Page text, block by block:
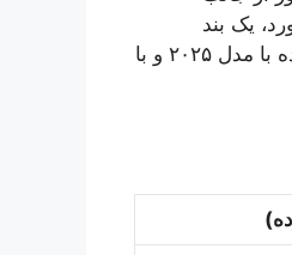
مورد، یک بند
استاندارد در قراردادهای فروش خودرو در ایران محسوب می‌شود. خودروهای واگذار شده با مدل ۲۰۲۵ و با